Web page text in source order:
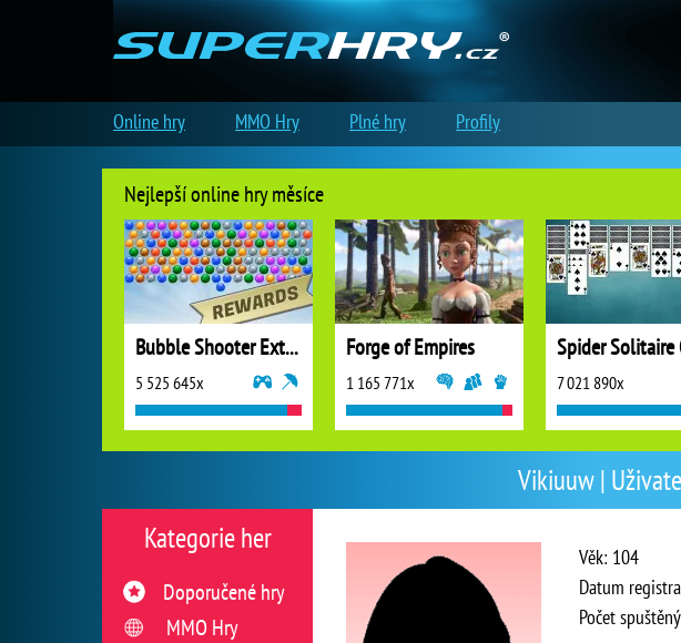
Vikiuuw |
Věk: 104
Datum
Počet
Kategorie her
Doporučené hry
MMO Hry
Nejlepší online hry měsíce
Bubble Shooter Extreme
5 525 645x
Forge of Empires
1 165 771x 7 021 890x
Online hry MMO Hry Plné hry Profily